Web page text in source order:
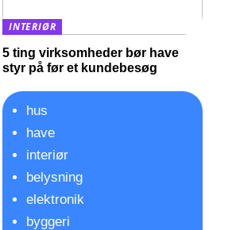
INTERIØR
5 ting virksomheder bør have
styr på før et kundebesøg
hus
have
interiør
belysning
elektronik
byggeri